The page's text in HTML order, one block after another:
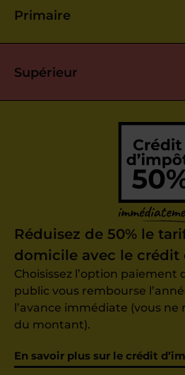
Primaire
Supérieur
Réduisez de 50% le
domicile avec le crédit
Choisissez l’option paiement
public vous rembourse
l’avance immédiate (vous ne
du montant).
En savoir plus sur le crédit